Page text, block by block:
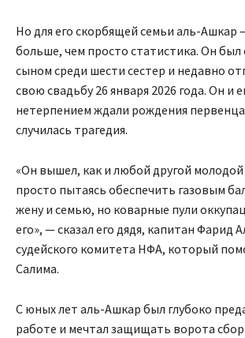
Но для его скорбящей семьи аль-Ашкар
больше, чем просто статистика. Он
сыном среди шести сестер и недавно
свою свадьбу 26 января 2026 года. Он и
нетерпением ждали рождения
случилась трагедия.
«Он вышел, как и любой другой молодой
просто пытаясь обеспечить газовым
жену и семью, но коварные пули
его», — сказал его дядя, капитан Фарид
судейского комитета НФА, который
Салима.
С юных лет аль-Ашкар был глубоко
работе и мечтал защищать ворота